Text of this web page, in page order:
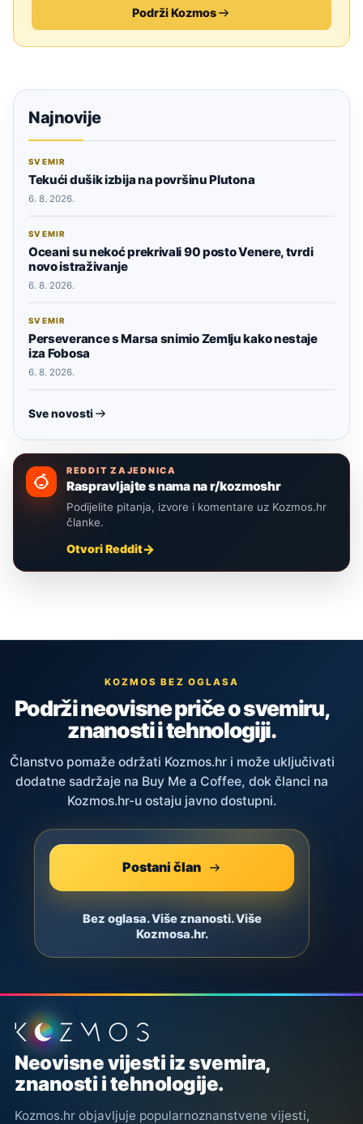
Podrži Kozmos
Najnovije
SVEMIR
Tekući dušik izbija na površinu Plutona
6. 8. 2026.
SVEMIR
Oceani su nekoć prekrivali 90 posto Venere, tvrdi
novo istraživanje
6. 8. 2026.
SVEMIR
Perseverance s Marsa snimio Zemlju kako nestaje
iza Fobosa
6. 8. 2026.
Sve novosti
REDDIT ZAJEDNICA
Raspravljajte s nama na r/kozmoshr
Podijelite pitanja, izvore i komentare uz Kozmos.hr
članke.
Otvori Reddit
KOZMOS BEZ OGLASA
Podrži neovisne priče o svemiru,
znanosti i tehnologiji.
Članstvo pomaže održati Kozmos.hr i može uključivati
dodatne sadržaje na Buy Me a Coffee, dok članci na
Kozmos.hr-u ostaju javno dostupni.
Postani član
Bez oglasa. Više znanosti. Više
Kozmosa.hr.
Podnožje stranice
Neovisne vijesti iz svemira,
znanosti i tehnologije.
Kozmos.hr objavljuje popularnoznanstvene vijesti,